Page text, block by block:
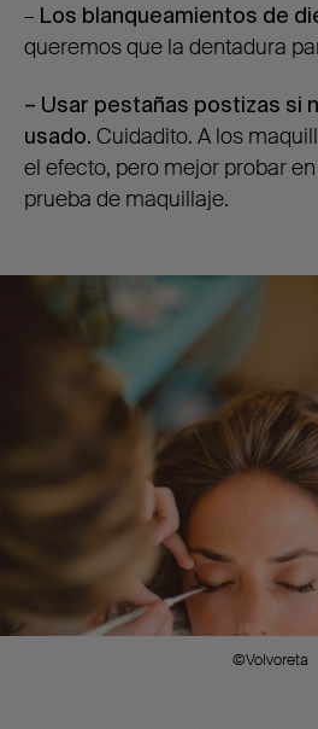
– Los blanqueamientos de
queremos que la dentadura
– Usar pestañas postizas si
usado. Cuidadito. A los
el efecto, pero mejor probar
prueba de maquillaje.
©Volvoreta